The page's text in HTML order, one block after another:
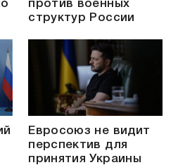
против военных
структур России
Евросоюз не видит
перспектив для
принятия Украины